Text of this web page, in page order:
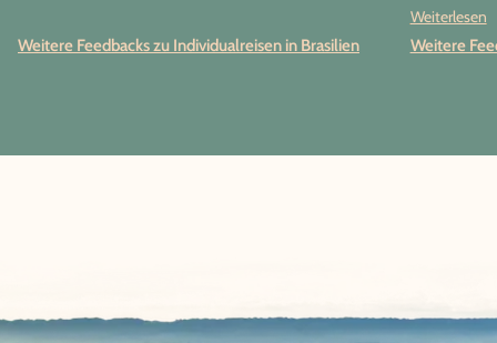
Weitere Feedbacks zu Individualreisen in Brasilien
Weiterlesen
Weitere